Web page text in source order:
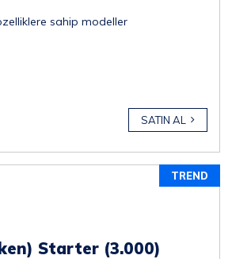
sahip modeller
SATIN AL
Starter (3.000)
TREND